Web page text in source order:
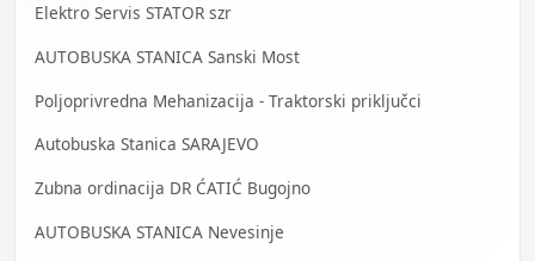
Elektro Servis STATOR szr
AUTOBUSKA STANICA Sanski Most
Poljoprivredna Mehanizacija - Traktorski priključci
Autobuska Stanica SARAJEVO
Zubna ordinacija DR ĆATIĆ Bugojno
AUTOBUSKA STANICA Nevesinje